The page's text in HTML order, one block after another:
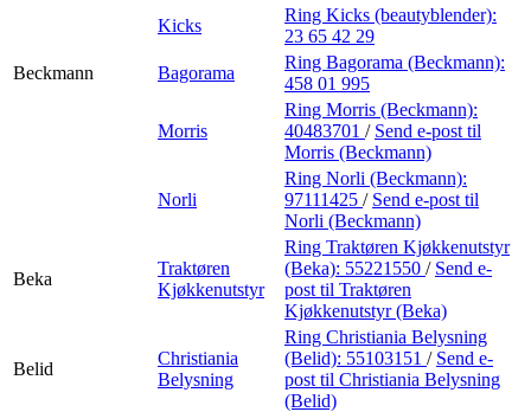
Kicks
Ring Kicks (beautyblender):
23 65 42 29
Beckmann
Bagorama
Ring Bagorama (Beckmann):
458 01 995
Morris
Ring Morris (Beckmann):
40483701 / Send e-post til
Morris (Beckmann)
Norli
Ring Norli (Beckmann):
97111425 / Send e-post til
Norli (Beckmann)
Beka
Traktøren
Kjøkkenutstyr
Ring Traktøren Kjøkkenutstyr
(Beka): 55221550 / Send e-
post til Traktøren
Kjøkkenutstyr (Beka)
Belid
Christiania
Belysning
Ring Christiania Belysning
(Belid): 55103151 / Send e-
post til Christiania Belysning
(Belid)